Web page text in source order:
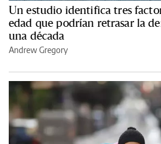
Un estudio identifica tres
edad que podrían retrasar la
una década
Andrew Gregory